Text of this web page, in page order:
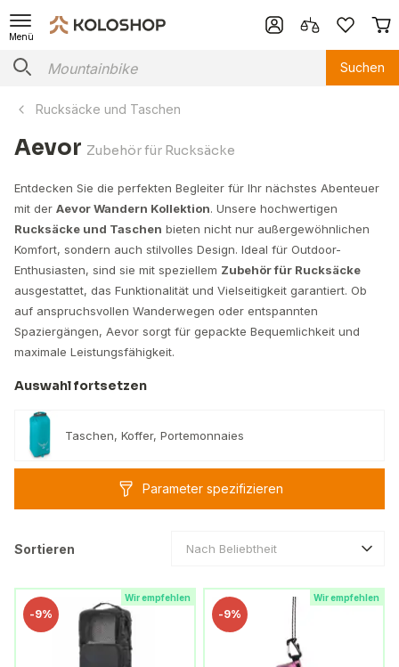
Menü
Suchen
Rucksäcke und Taschen
Aevor Zubehör für Rucksäcke
Entdecken Sie die perfekten Begleiter für Ihr nächstes Abenteuer
mit der Aevor Wandern Kollektion. Unsere hochwertigen
Rucksäcke und Taschen bieten nicht nur außergewöhnlichen
Komfort, sondern auch stilvolles Design. Ideal für Outdoor-
Enthusiasten, sind sie mit speziellem Zubehör für Rucksäcke
ausgestattet, das Funktionalität und Vielseitigkeit garantiert. Ob
auf anspruchsvollen Wanderwegen oder entspannten
Spaziergängen, Aevor sorgt für gepackte Bequemlichkeit und
maximale Leistungsfähigkeit.
Auswahl fortsetzen
Taschen, Koffer, Portemonnaies
Parameter spezifizieren
Sortieren Nach Beliebtheit
Wir empfehlen
-9%
Wir empfehlen
-9%